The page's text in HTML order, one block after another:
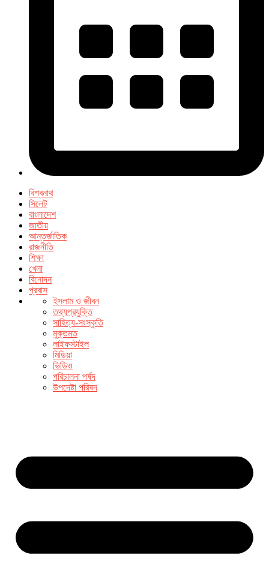
বিশ্বনাথ
সিলেট
বাংলাদেশ
জাতীয়
আন্তর্জাতিক
রাজনীতি
শিক্ষা
খেলা
বিনোদন
প্রবাস
ইসলাম ও জীবন
তথ্যপ্রযুক্তি
সাহিত্য-সংস্কৃতি
মুক্তমত
লাইফস্টাইল
মিডিয়া
ভিডিও
পরিচালনা পর্ষদ
উপদেষ্টা পরিষদ